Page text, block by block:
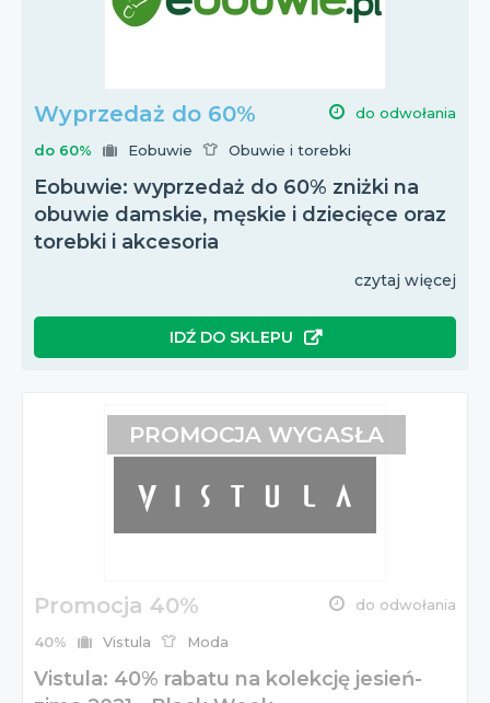
Wyprzedaż do 60% do odwołania
do 60% Eobuwie Obuwie i torebki
Eobuwie: wyprzedaż do 60% zniżki na
obuwie damskie, męskie i dziecięce oraz
torebki i akcesoria
czytaj więcej
IDŹ DO SKLEPU
Promocja 40% do odwołania
40% Vistula Moda
Vistula: 40% rabatu na kolekcję jesień-
PROMOCJA WYGASŁA